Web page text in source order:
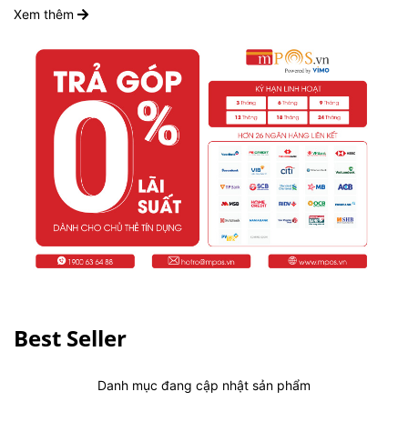
Xem thêm
Best Seller
Danh mục đang cập nhật sản phẩm